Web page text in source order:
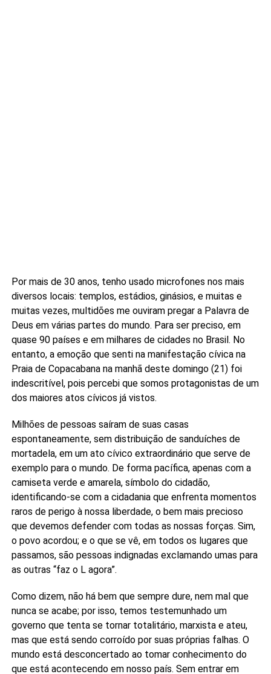
Por mais de 30 anos, tenho usado microfones nos mais
diversos locais: templos, estádios, ginásios, e muitas e
muitas vezes, multidões me ouviram pregar a Palavra de
Deus em várias partes do mundo. Para ser preciso, em
quase 90 países e em milhares de cidades no Brasil. No
entanto, a emoção que senti na manifestação cívica na
Praia de Copacabana na manhã deste domingo (21) foi
indescritível, pois percebi que somos protagonistas de um
dos maiores atos cívicos já vistos.
Milhões de pessoas saíram de suas casas
espontaneamente, sem distribuição de sanduíches de
mortadela, em um ato cívico extraordinário que serve de
exemplo para o mundo. De forma pacífica, apenas com a
camiseta verde e amarela, símbolo do cidadão,
identificando-se com a cidadania que enfrenta momentos
raros de perigo à nossa liberdade, o bem mais precioso
que devemos defender com todas as nossas forças. Sim,
o povo acordou; e o que se vê, em todos os lugares que
passamos, são pessoas indignadas exclamando umas para
as outras “faz o L agora”.
Como dizem, não há bem que sempre dure, nem mal que
nunca se acabe; por isso, temos testemunhado um
governo que tenta se tornar totalitário, marxista e ateu,
mas que está sendo corroído por suas próprias falhas. O
mundo está desconcertado ao tomar conhecimento do
que está acontecendo em nosso país. Sem entrar em